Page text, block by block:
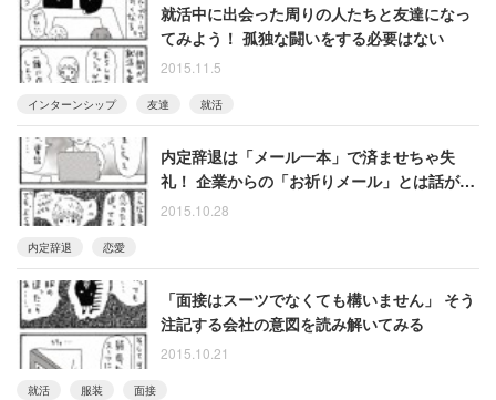
就活中に出会った周りの人たちと友達になっ
てみよう！ 孤独な闘いをする必要はない
2015.11.5
インターンシップ 友達 就活
内定辞退は「メール一本」で済ませちゃ失
礼！ 企業からの「お祈りメール」とは話が違
う
2015.10.28
内定辞退 恋愛
「面接はスーツでなくても構いません」 そう
注記する会社の意図を読み解いてみる
2015.10.21
就活 服装 面接